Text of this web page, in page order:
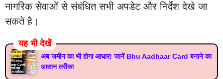
नागरिक सेवाओं से संबंधित सभी अपडेट और निर्देश देखे जा
सकते है।
यह भी देखें
अब जमीन का भी होगा आधार! जानें Bhu Aadhaar Card बनाने का
आसान तरीका